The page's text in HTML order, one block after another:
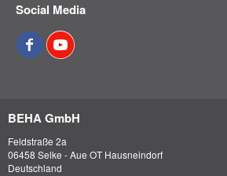
Social Media
BEHA GmbH
Feldstraße 2a
06458 Selke - Aue OT Hausneindorf
Deutschland